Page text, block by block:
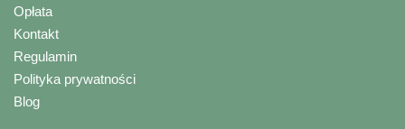
Opłata
Kontakt
Regulamin
Polityka prywatności
Blog